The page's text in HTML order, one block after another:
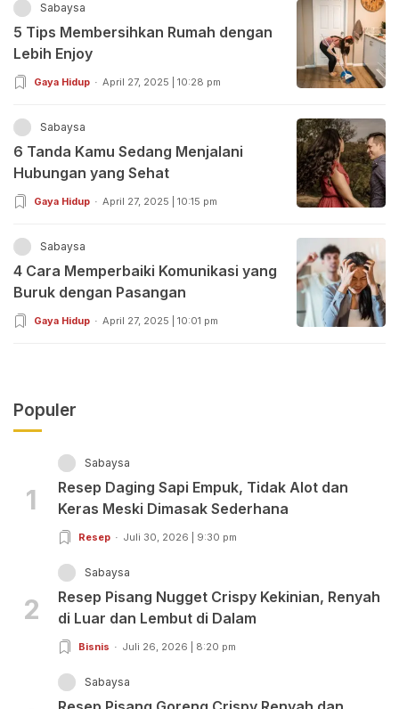
Sabaysa
5 Tips Membersihkan Rumah dengan
Lebih Enjoy
Gaya Hidup April 27, 2025 | 10:28 pm
Sabaysa
6 Tanda Kamu Sedang Menjalani
Hubungan yang Sehat
Gaya Hidup April 27, 2025 | 10:15 pm
Sabaysa
4 Cara Memperbaiki Komunikasi yang
Buruk dengan Pasangan
Gaya Hidup April 27, 2025 | 10:01 pm
Populer
1
Sabaysa
Resep Daging Sapi Empuk, Tidak Alot dan
Keras Meski Dimasak Sederhana
Resep Juli 30, 2026 | 9:30 pm
2
Sabaysa
Resep Pisang Nugget Crispy Kekinian, Renyah
di Luar dan Lembut di Dalam
Bisnis Juli 26, 2026 | 8:20 pm
Sabaysa